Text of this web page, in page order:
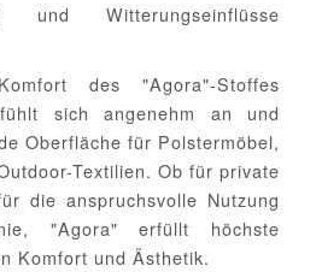
und Witterungseinflüsse
des "Agora"-Stoffes
sich angenehm an und
Oberfläche für Polstermöbel,
Textilien. Ob für private
die anspruchsvolle Nutzung
"Agora" erfüllt höchste
Komfort und Ästhetik.